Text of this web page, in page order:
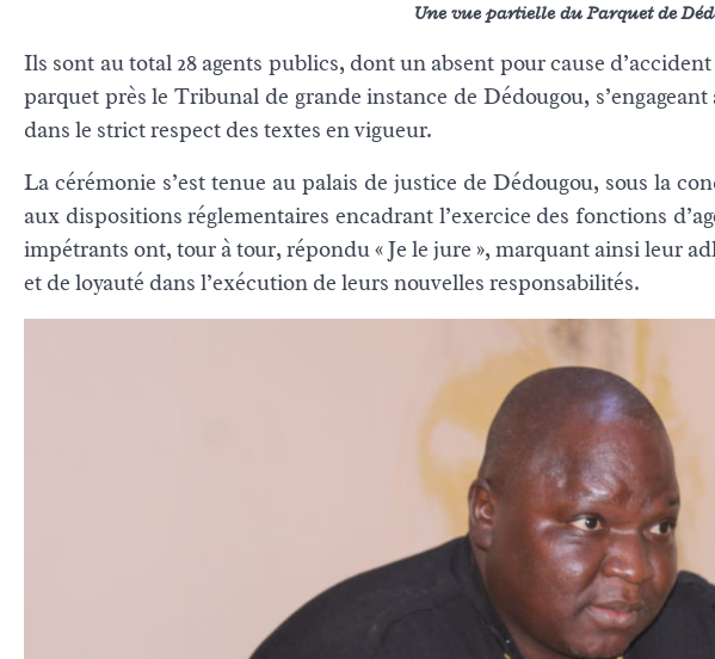
Une vue partielle du Parquet de
Ils sont au total 28 agents publics, dont un absent pour cause
parquet près le Tribunal de grande instance de Dédougou,
dans le strict respect des textes en vigueur.
La cérémonie s’est tenue au palais de justice de Dédougou, sous la
aux dispositions réglementaires encadrant l’exercice des fonctions
impétrants ont, tour à tour, répondu « Je le jure », marquant ainsi leur
et de loyauté dans l’exécution de leurs nouvelles responsabilités.